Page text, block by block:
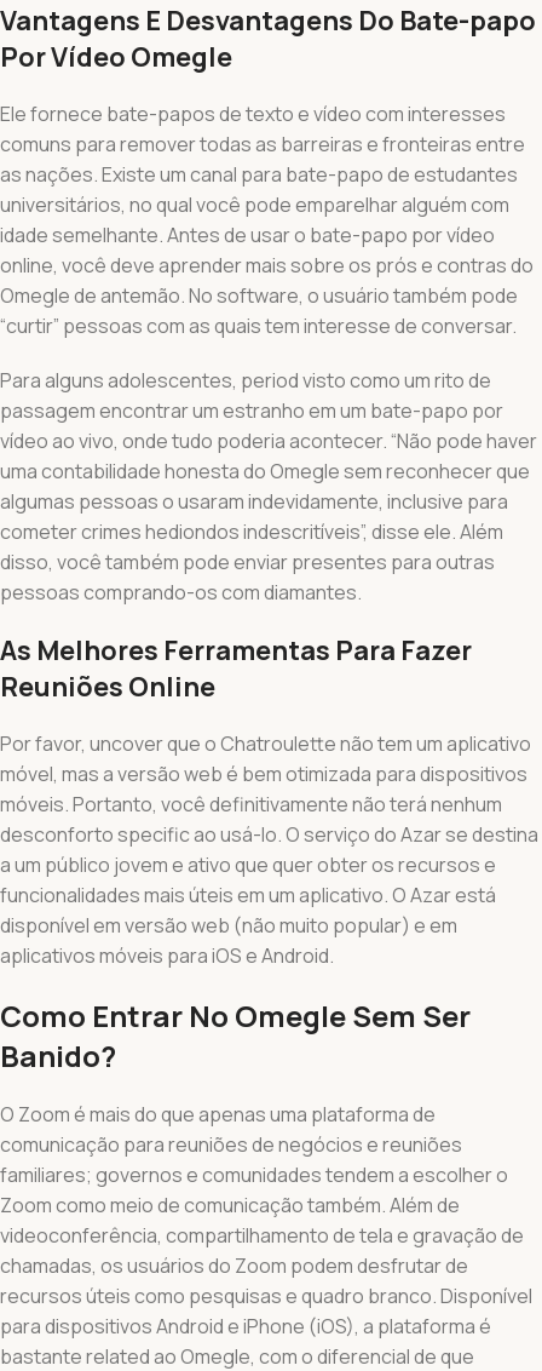
Vantagens E Desvantagens Do Bate-papo
Por Vídeo Omegle
Ele fornece bate-papos de texto e vídeo com interesses
comuns para remover todas as barreiras e fronteiras entre
as nações. Existe um canal para bate-papo de estudantes
universitários, no qual você pode emparelhar alguém com
idade semelhante. Antes de usar o bate-papo por vídeo
online, você deve aprender mais sobre os prós e contras do
Omegle de antemão. No software, o usuário também pode
“curtir” pessoas com as quais tem interesse de conversar.
Para alguns adolescentes, period visto como um rito de
passagem encontrar um estranho em um bate-papo por
vídeo ao vivo, onde tudo poderia acontecer. “Não pode haver
uma contabilidade honesta do Omegle sem reconhecer que
algumas pessoas o usaram indevidamente, inclusive para
cometer crimes hediondos indescritíveis”, disse ele. Além
disso, você também pode enviar presentes para outras
pessoas comprando-os com diamantes.
As Melhores Ferramentas Para Fazer
Reuniões Online
Por favor, uncover que o Chatroulette não tem um aplicativo
móvel, mas a versão web é bem otimizada para dispositivos
móveis. Portanto, você definitivamente não terá nenhum
desconforto specific ao usá-lo. O serviço do Azar se destina
a um público jovem e ativo que quer obter os recursos e
funcionalidades mais úteis em um aplicativo. O Azar está
disponível em versão web (não muito popular) e em
aplicativos móveis para iOS e Android.
Como Entrar No Omegle Sem Ser
Banido?
O Zoom é mais do que apenas uma plataforma de
comunicação para reuniões de negócios e reuniões
familiares; governos e comunidades tendem a escolher o
Zoom como meio de comunicação também. Além de
videoconferência, compartilhamento de tela e gravação de
chamadas, os usuários do Zoom podem desfrutar de
recursos úteis como pesquisas e quadro branco. Disponível
para dispositivos Android e iPhone (iOS), a plataforma é
bastante related ao Omegle, com o diferencial de que